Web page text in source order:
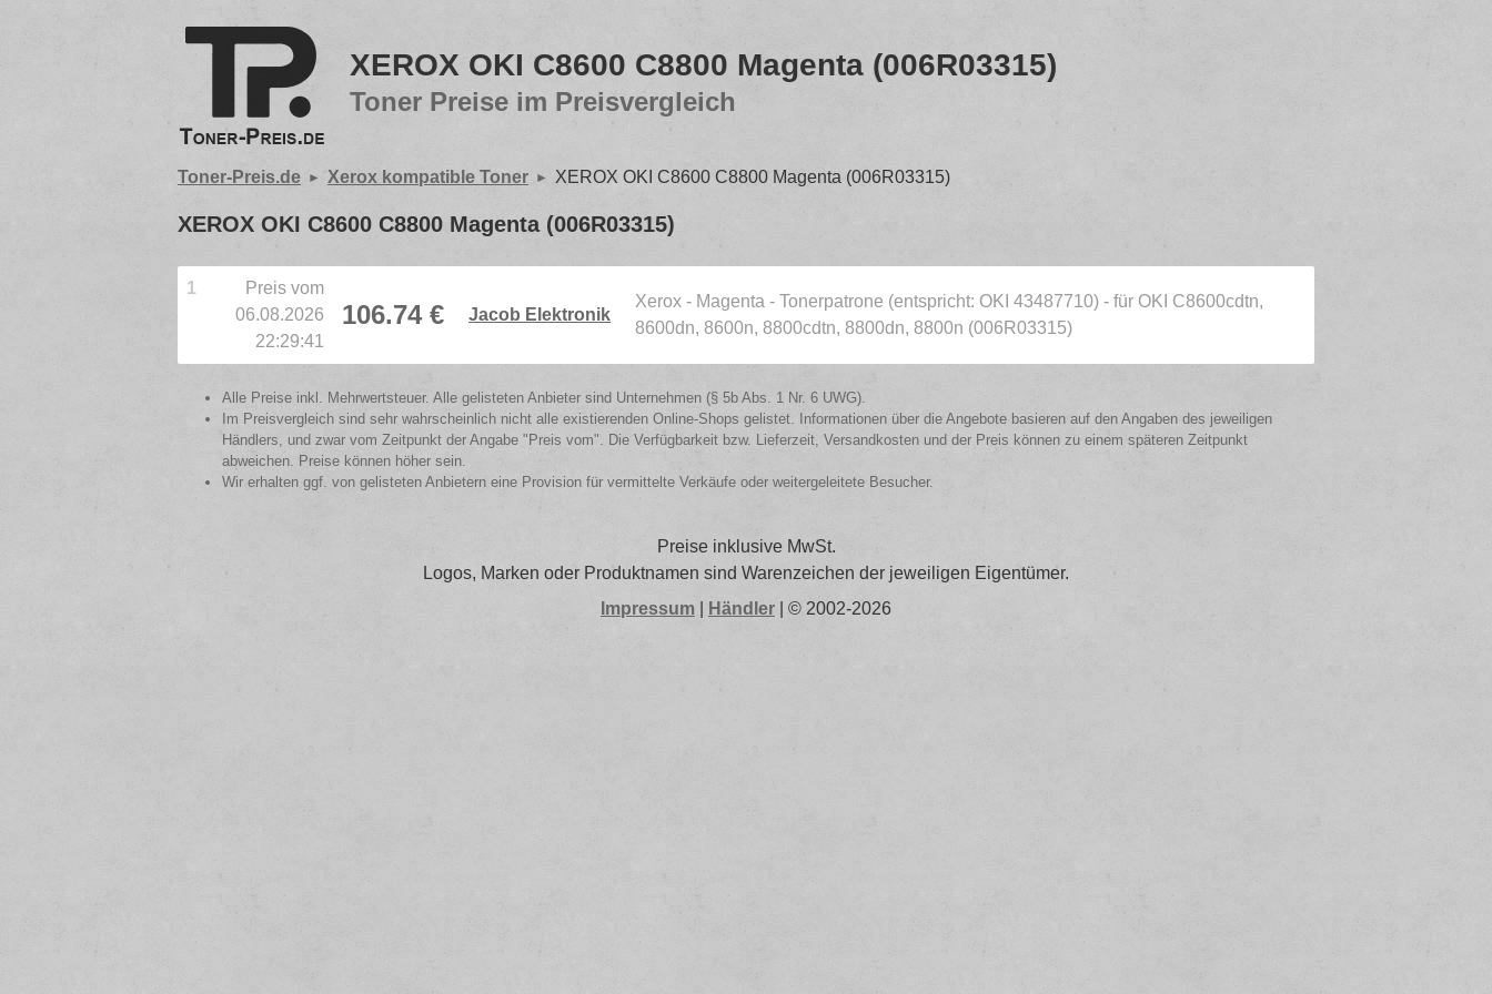
XEROX OKI C8600 C8800 Magenta (006R03315)
Toner Preise im Preisvergleich
Toner-Preis.de Xerox kompatible Toner XEROX OKI C8600 C8800 Magenta (006R03315)
XEROX OKI C8600 C8800 Magenta (006R03315)
1
Preis vom
06.08.2026
22:29:41
106.74 € Jacob Elektronik
Xerox - Magenta - Tonerpatrone (entspricht: OKI 43487710) - für OKI C8600cdtn,
8600dn, 8600n, 8800cdtn, 8800dn, 8800n (006R03315)
Alle Preise inkl. Mehrwertsteuer. Alle gelisteten Anbieter sind Unternehmen (§ 5b Abs. 1 Nr. 6 UWG).
Im Preisvergleich sind sehr wahrscheinlich nicht alle existierenden Online-Shops gelistet. Informationen über die Angebote basieren auf den Angaben des jeweiligen
Händlers, und zwar vom Zeitpunkt der Angabe "Preis vom". Die Verfügbarkeit bzw. Lieferzeit, Versandkosten und der Preis können zu einem späteren Zeitpunkt
abweichen. Preise können höher sein.
Wir erhalten ggf. von gelisteten Anbietern eine Provision für vermittelte Verkäufe oder weitergeleitete Besucher.
Preise inklusive MwSt.
Logos, Marken oder Produktnamen sind Warenzeichen der jeweiligen Eigentümer.
Impressum
Händler | © 2002-2026